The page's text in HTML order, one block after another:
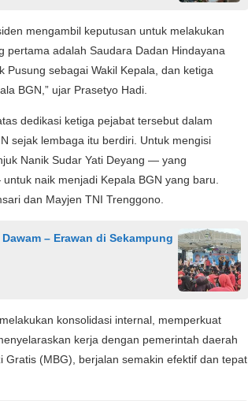
mengambil keputusan untuk melakukan
pertama adalah Saudara Dadan Hindayana
Pusung sebagai Wakil Kepala, dan ketiga
BGN,” ujar Prasetyo Hadi.
dedikasi ketiga pejabat tersebut dalam
sejak lembaga itu berdiri. Untuk mengisi
Nanik Sudar Yati Deyang — yang
naik menjadi Kepala BGN yang baru.
dan Mayjen TNI Trenggono.
– Erawan di Sekampung
konsolidasi internal, memperkuat
kerja dengan pemerintah daerah
(MBG), berjalan semakin efektif dan tepat